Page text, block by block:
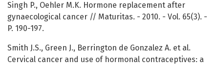
Singh P., Oehler M.K. Hormone replacement after
gynaecological cancer // Maturitas. - 2010. - Vol. 65(3). -
P. 190-197.
Smith J.S., Green J., Berrington de Gonzalez A. et al.
Cervical cancer and use of hormonal contraceptives: a